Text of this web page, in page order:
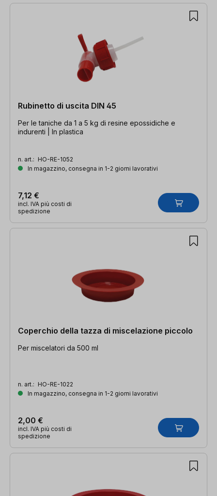
Rubinetto di uscita DIN 45
Per le taniche da 1 a 5 kg di resine epossidiche e
indurenti | In plastica
n. art.: HO-RE-1052
In magazzino, consegna in 1-2 giorni lavorativi
7,12 €
incl. IVA più costi di
spedizione
Coperchio della tazza di miscelazione piccolo
Per miscelatori da 500 ml
n. art.: HO-RE-1022
In magazzino, consegna in 1-2 giorni lavorativi
2,00 €
incl. IVA più costi di
spedizione